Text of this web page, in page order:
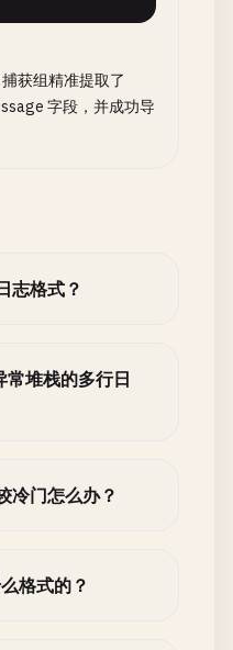
获组精准提取了
字段，并成功导
志格式？
堆栈的多行日
冷门怎么办？
格式的？